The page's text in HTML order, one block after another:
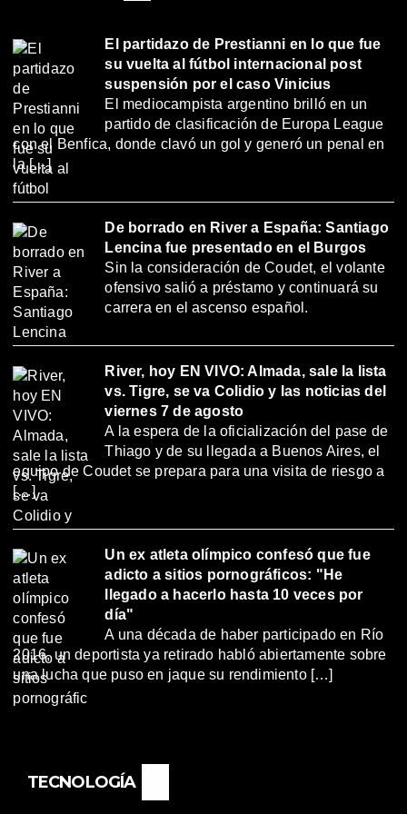
El partidazo de Prestianni en lo que fue
su vuelta al fútbol internacional post
suspensión por el caso Vinicius
El mediocampista argentino brilló en un
partido de clasificación de Europa League
con el Benfica, donde clavó un gol y generó un penal en
la […]
De borrado en River a España: Santiago
Lencina fue presentado en el Burgos
Sin la consideración de Coudet, el volante
ofensivo salió a préstamo y continuará su
carrera en el ascenso español.
River, hoy EN VIVO: Almada, sale la lista
vs. Tigre, se va Colidio y las noticias del
viernes 7 de agosto
A la espera de la oficialización del pase de
Thiago y de su llegada a Buenos Aires, el
equipo de Coudet se prepara para una visita de riesgo a
[…]
Un ex atleta olímpico confesó que fue
adicto a sitios pornográficos: "He
llegado a hacerlo hasta 10 veces por
día"
A una década de haber participado en Río
2016, un deportista ya retirado habló abiertamente sobre
una lucha que puso en jaque su rendimiento […]
TECNOLOGÍA